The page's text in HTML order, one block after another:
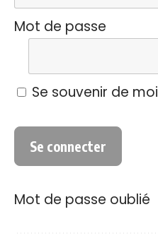
Mot de passe
Se souvenir de moi
Mot de passe oublié